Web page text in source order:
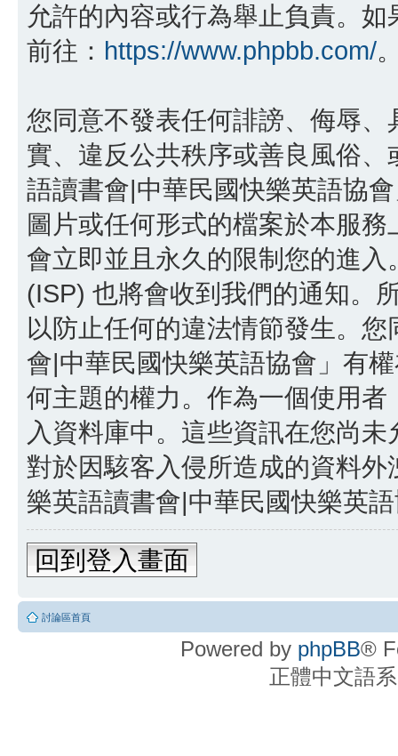
允許的內容或行為舉止負責。
前往： https://www.phpbb.com/
您同意不發表任何誹謗、侮辱
實、違反公共秩序或善良風俗
語讀書會|中華民國快樂英語協
圖片或任何形式的檔案於本服
會立即並且永久的限制您的進
(ISP) 也將會收到我們的通知。
以防止任何的違法情節發生。
會|中華民國快樂英語協會」有
何主題的權力。作為一個使用
入資料庫中。這些資訊在您尚
對於因駭客入侵所造成的資料
樂英語讀書會|中華民國快樂英
回到登入畫面
討論區首頁
Powered by phpBB®
正體中文語